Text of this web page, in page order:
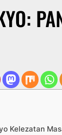
Kelezatan